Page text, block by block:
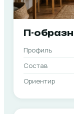
П-
Профиль
Состав
Ориентир